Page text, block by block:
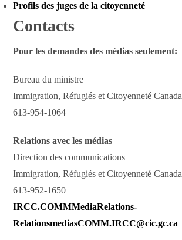
Profils des juges de la citoyenneté
Contacts
Pour les demandes des médias seulement:
Bureau du ministre
Immigration, Réfugiés et Citoyenneté Canada
613-954-1064
Relations avec les médias
Direction des communications
Immigration, Réfugiés et Citoyenneté Canada
613-952-1650
IRCC.COMMMediaRelations-
RelationsmediasCOMM.IRCC@cic.gc.ca